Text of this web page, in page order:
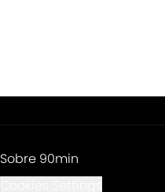
Sobre 90min